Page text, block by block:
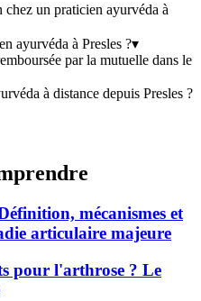
un praticien ayurvéda à
ayurvéda à Presles ?▾
par la mutuelle dans le
à distance depuis Presles ?
mécanismes et
articulaire majeure
pour l'arthrose ? Le